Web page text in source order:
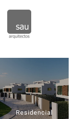
Residencial